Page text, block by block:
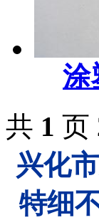
涂
共 1 页
兴化
特细